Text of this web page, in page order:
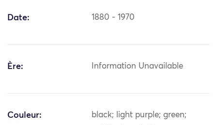
Date: 1880 - 1970
Ère: Information Unavailable
Couleur:
black; light purple; green;